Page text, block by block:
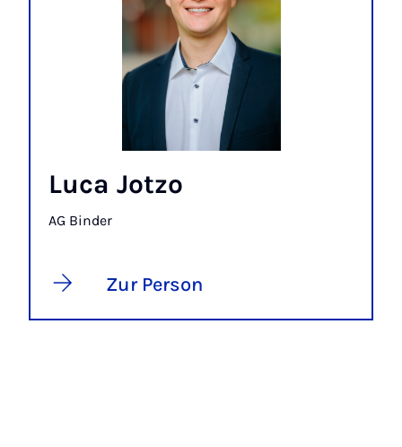
Luca Jotzo
AG Binder
Zur Person